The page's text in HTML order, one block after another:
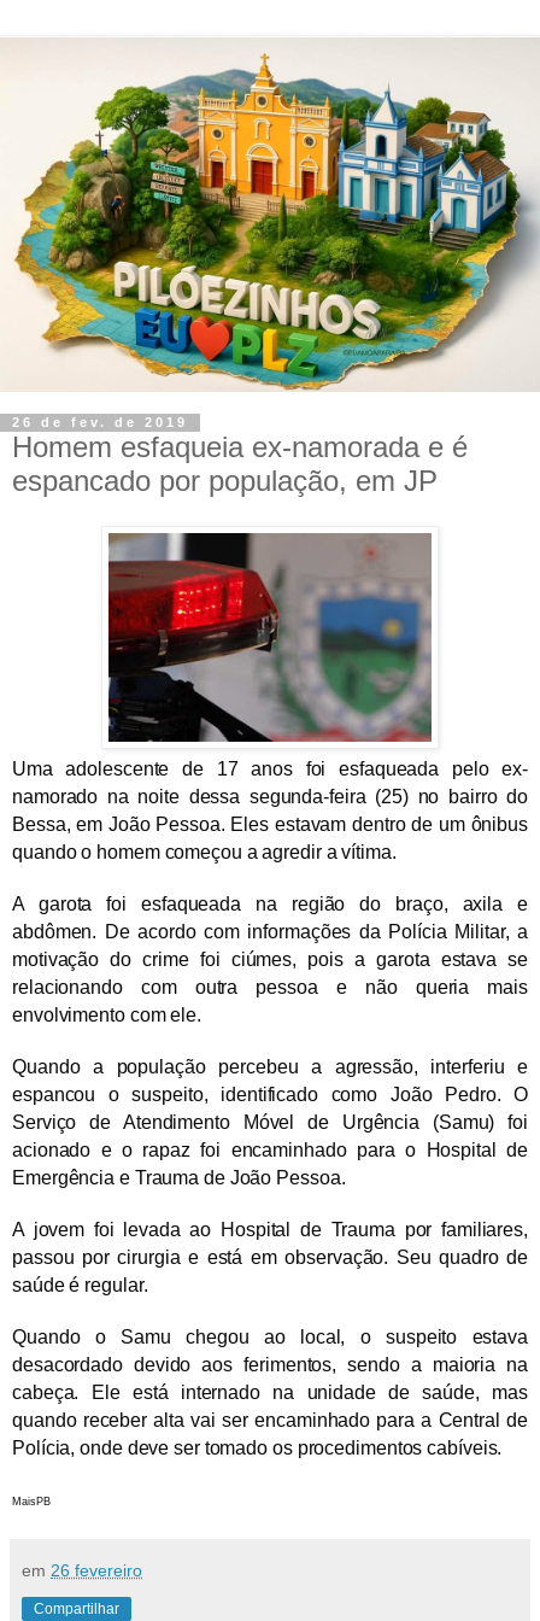
26 de fev. de 2019
Homem esfaqueia ex-namorada e é
espancado por população, em JP
Uma adolescente de 17 anos foi esfaqueada pelo ex-
namorado na noite dessa segunda-feira (25) no bairro do
Bessa, em João Pessoa. Eles estavam dentro de um ônibus
quando o homem começou a agredir a vítima.
A garota foi esfaqueada na região do braço, axila e
abdômen. De acordo com informações da Polícia Militar, a
motivação do crime foi ciúmes, pois a garota estava se
relacionando com outra pessoa e não queria mais
envolvimento com ele.
Quando a população percebeu a agressão, interferiu e
espancou o suspeito, identificado como João Pedro. O
Serviço de Atendimento Móvel de Urgência (Samu) foi
acionado e o rapaz foi encaminhado para o Hospital de
Emergência e Trauma de João Pessoa.
A jovem foi levada ao Hospital de Trauma por familiares,
passou por cirurgia e está em observação. Seu quadro de
saúde é regular.
Quando o Samu chegou ao local, o suspeito estava
desacordado devido aos ferimentos, sendo a maioria na
cabeça. Ele está internado na unidade de saúde, mas
quando receber alta vai ser encaminhado para a Central de
Polícia, onde deve ser tomado os procedimentos cabíveis.
MaisPB
em 26 fevereiro
Compartilhar